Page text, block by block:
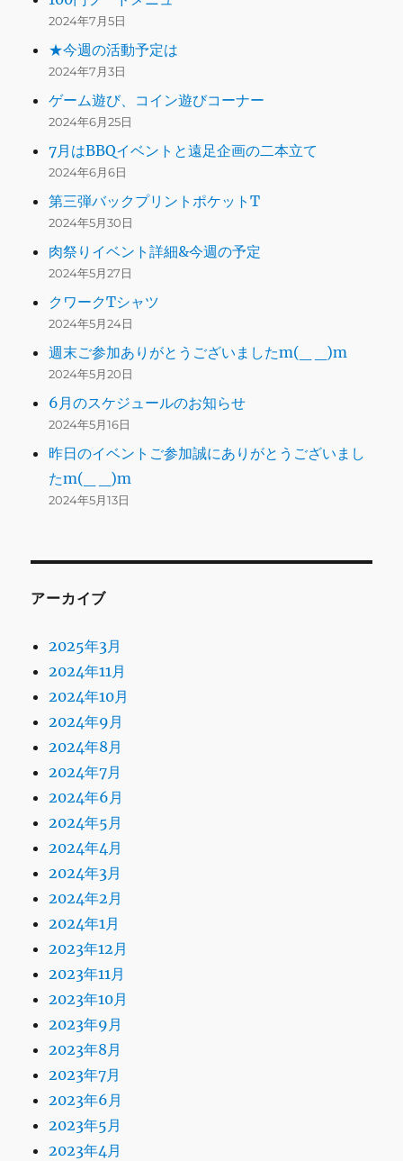
2024年7月5日
★今週の活動予定は
2024年7月3日
ゲーム遊び、コイン遊びコーナー
2024年6月25日
7月はBBQイベントと遠足企画の二本立て
2024年6月6日
第三弾バックプリントポケットT
2024年5月30日
肉祭りイベント詳細&今週の予定
2024年5月27日
クワークTシャツ
2024年5月24日
週末ご参加ありがとうございましたm(_ _)m
2024年5月20日
6月のスケジュールのお知らせ
2024年5月16日
昨日のイベントご参加誠にありがとうございまし
たm(_ _)m
2024年5月13日
アーカイブ
2025年3月
2024年11月
2024年10月
2024年9月
2024年8月
2024年7月
2024年6月
2024年5月
2024年4月
2024年3月
2024年2月
2024年1月
2023年12月
2023年11月
2023年10月
2023年9月
2023年8月
2023年7月
2023年6月
2023年5月
2023年4月